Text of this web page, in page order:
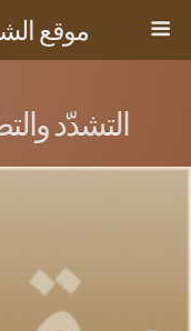
موقع
التشدّد